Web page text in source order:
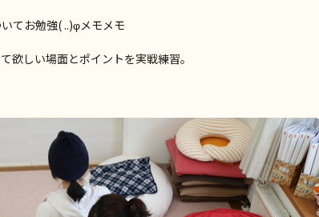
てお勉強( ..)φメモメモ
欲しい場面とポイントを実戦練習。